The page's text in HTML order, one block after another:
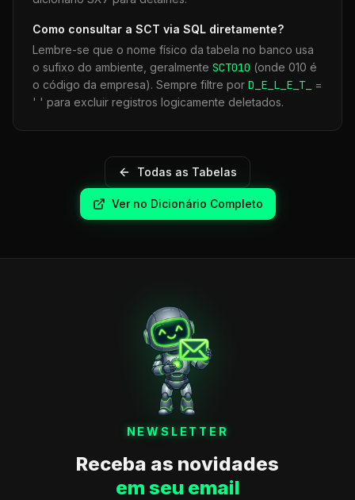
Como consultar a SCT via SQL diretamente?
Lembre-se que o nome físico da tabela no banco usa
o sufixo do ambiente, geralmente SCT010 (onde 010 é
o código da empresa). Sempre filtre por D_E_L_E_T_
=
' ' para excluir registros logicamente deletados.
Todas as Tabelas
Ver no Dicionário Completo
NEWSLETTER
Receba as novidades
em seu email